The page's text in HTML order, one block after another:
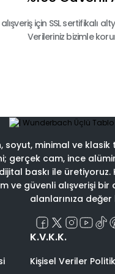
için SSL sertifikalı
Verileriniz bizimle
soyut, minimal ve
gerçek cam, ince
baskı ile
ve güvenli alışverişi
alanlarınıza değer
K.V.K.K.
Kişisel Veriler